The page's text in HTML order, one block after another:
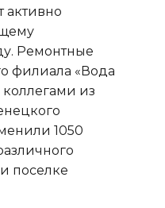
активно
Ремонтные
филиала «Вода
коллегами из
1050
поселке